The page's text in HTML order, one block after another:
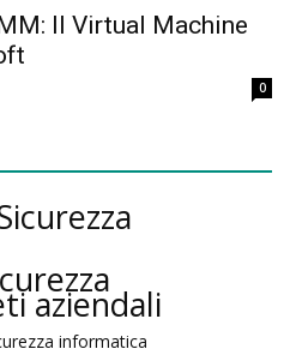
Il Virtual Machine
0
aziendali
informatica